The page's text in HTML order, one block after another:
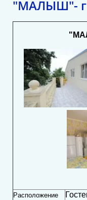
"МАЛЫШ"-
Расположение